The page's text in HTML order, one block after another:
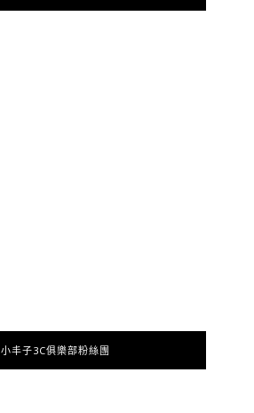
小丰子3C俱樂部粉絲團